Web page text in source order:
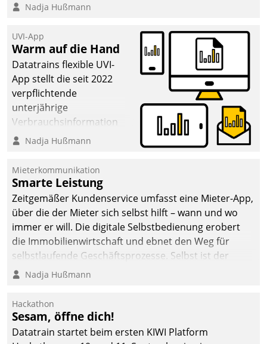
Nadja Hußmann
UVI-App
Warm auf die Hand
Datatrains flexible UVI-
App stellt die seit 2022
verpflichtende
unterjährige
Verbrauchsinformation
schnell, zuverlässig und
Die monatlichen
Mitteilungen zum
Heizungs- und
Wasserverbrauch gehen
automatisiert, vollständig
und auf Wunsch über
mehrere zuvor
Kommunikationswege bei
Nadja Hußmann
Mieterkommunikation
Smarte Leistung
Zeitgemäßer Kundenservice umfasst eine Mieter-App,
über die der Mieter sich selbst hilft – wann und wo
immer er will. Die digitale Selbstbedienung erobert
die Immobilienwirtschaft und ebnet den Weg für
selbstlaufende Geschäftsprozesse. Selbst ist der
Kunde und smart der Serviceanbieter.
Nadja Hußmann
Hackathon
Sesam, öffne dich!
Datatrain startet beim ersten KIWI Platform